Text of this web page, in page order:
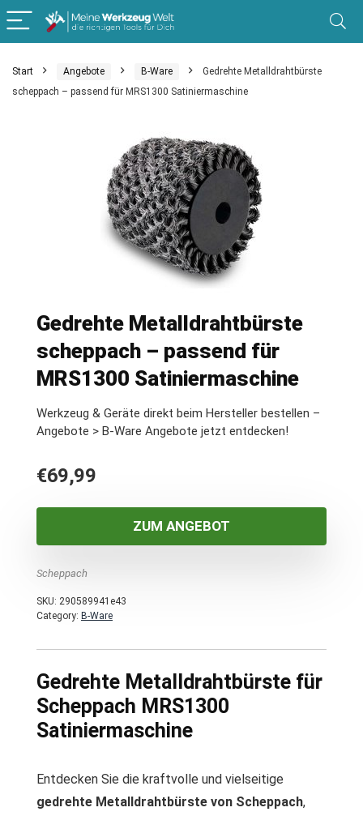
Start Angebote B-Ware
Gedrehte Metalldrahtbürste
scheppach – passend für MRS1300 Satiniermaschine
Gedrehte Metalldrahtbürste
scheppach – passend für
MRS1300 Satiniermaschine
Werkzeug & Geräte direkt beim Hersteller bestellen –
Angebote > B-Ware Angebote jetzt entdecken!
€69,99
ZUM ANGEBOT
Scheppach
SKU: 290589941e43
Category: B-Ware
Gedrehte Metalldrahtbürste für
Scheppach MRS1300
Satiniermaschine
Entdecken Sie die kraftvolle und vielseitige
gedrehte Metalldrahtbürste von Scheppach,